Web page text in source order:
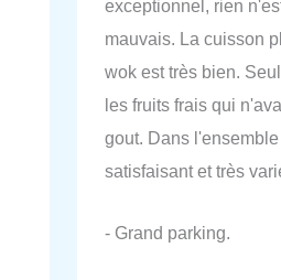
exceptionnel, rien
mauvais. La cuisson
wok est très bien.
les fruits frais qui
gout. Dans
satisfaisant et très
- Grand parking.